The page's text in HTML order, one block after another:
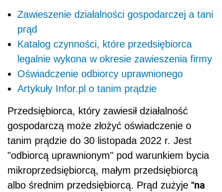
Zawieszenie działalności gospodarczej a tani
prąd
Katalog czynności, które przedsiębiorca
legalnie wykona w okresie zawieszenia firmy
Oświadczenie odbiorcy uprawnionego
Artykuły Infor.pl o tanim prądzie
Przedsiębiorca, który zawiesił działalność
gospodarczą może złożyć oświadczenie o
tanim prądzie do 30 listopada 2022 r. Jest
"odbiorcą uprawnionym" pod warunkiem bycia
mikroprzedsiębiorcą, małym przedsiębiorcą
albo średnim przedsiębiorcą. Prąd zużyje "na